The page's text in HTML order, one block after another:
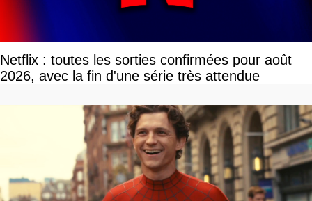
Netflix : toutes les sorties confirmées pour août
2026, avec la fin d'une série très attendue